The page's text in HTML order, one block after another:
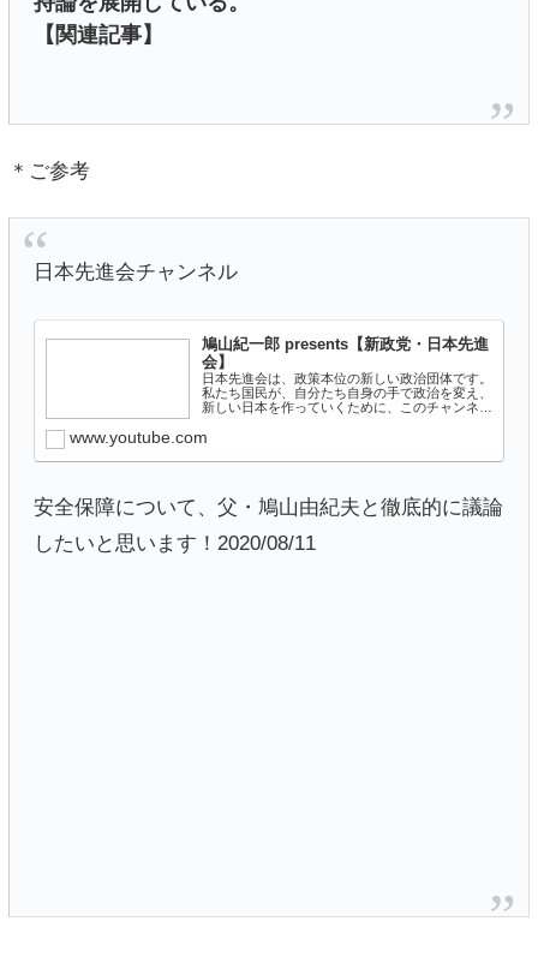
【関連記事】
＊ご参考
日本先進会チャンネル
鳩山紀一郎 presents【新政党・日本先進
会】
日本先進会は、政策本位の新しい政治団体です。
私たち国民が、自分たち自身の手で政治を変え、
新しい日本を作っていくために、このチャンネル
方々と結束していきたいと考えています。
www.youtube.com
安全保障について、父・鳩山由紀夫と徹底的に議論
したいと思います！2020/08/11